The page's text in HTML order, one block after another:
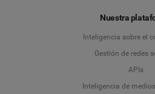
Nuestra
Inteligencia sobre el
Gestión de redes
APIs
Inteligencia de